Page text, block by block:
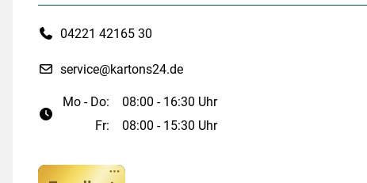
04221 42165 30
service@kartons24.de
Mo - Do:
08:00 - 16:30 Uhr
Fr:
08:00 - 15:30 Uhr